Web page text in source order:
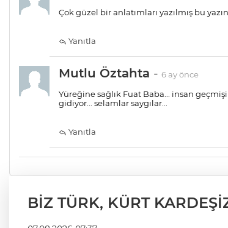
Çok güzel bir anlatımları yazılmış bu
Yanıtla
Mutlu Öztahta - 6 ay önce
Yüreğine sağlık Fuat Baba... insan
gidiyor... selamlar saygılar...
Yanıtla
BİZ TÜRK, KÜRT